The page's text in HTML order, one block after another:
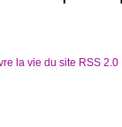
RSS 2.0